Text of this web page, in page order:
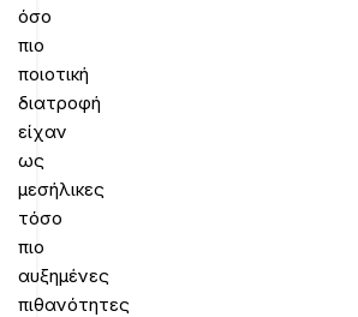
όσο
πιο
ποιοτική
διατροφή
είχαν
ως
μεσήλικες
τόσο
πιο
αυξημένες
πιθανότητες